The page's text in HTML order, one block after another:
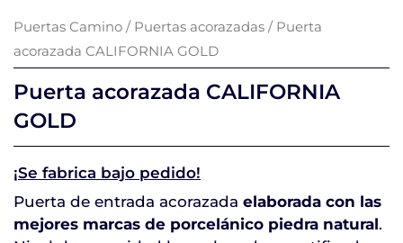
Puertas Camino / Puertas acorazadas / Puerta
acorazada CALIFORNIA GOLD
Puerta acorazada CALIFORNIA
GOLD
¡Se fabrica bajo pedido!
Puerta de entrada acorazada elaborada con las
mejores marcas de porcelánico piedra natural.